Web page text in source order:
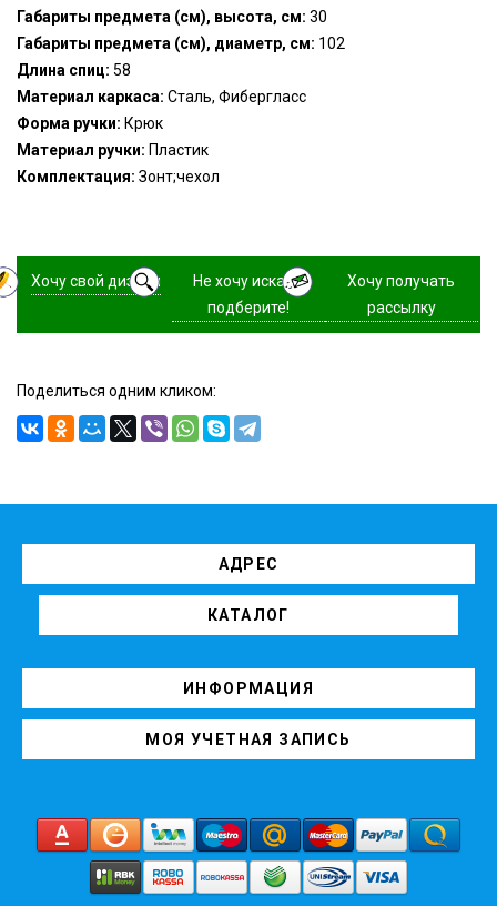
Габариты предмета (см), высота, см: 30
Габариты предмета (см), диаметр, см: 102
Длина спиц: 58
Материал каркаса: Сталь, Фибергласс
Форма ручки: Крюк
Материал ручки: Пластик
Комплектация: Зонт;чехол
Хочу свой дизайн
Не хочу искать,
подберите!
Хочу получать
рассылку
Поделиться одним кликом:
АДРЕС
КАТАЛОГ
ИНФОРМАЦИЯ
МОЯ УЧЕТНАЯ ЗАПИСЬ